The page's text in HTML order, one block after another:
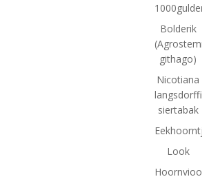
Bolderik
githago)
Nicotiana
langsdorffii:
siertabak
Look